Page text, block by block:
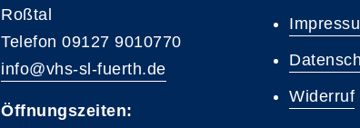
Roßtal
Telefon 09127 9010770
info@vhs-sl-fuerth.de
Öffnungszeiten:
Widerruf